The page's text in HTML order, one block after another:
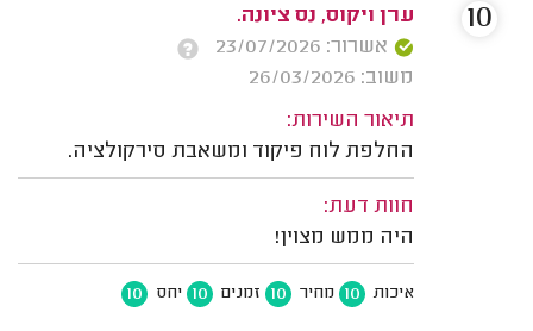
ערן ויקוס, נס ציונה.
אשרור: 23/07/2026
משוב: 26/03/2026
תיאור השירות:
החלפת לוח פיקוד ומשאבת סירקולציה.
חוות דעת:
היה ממש מצוין!
איכות 10 מחיר 10 זמנים 10 יחס 10
10